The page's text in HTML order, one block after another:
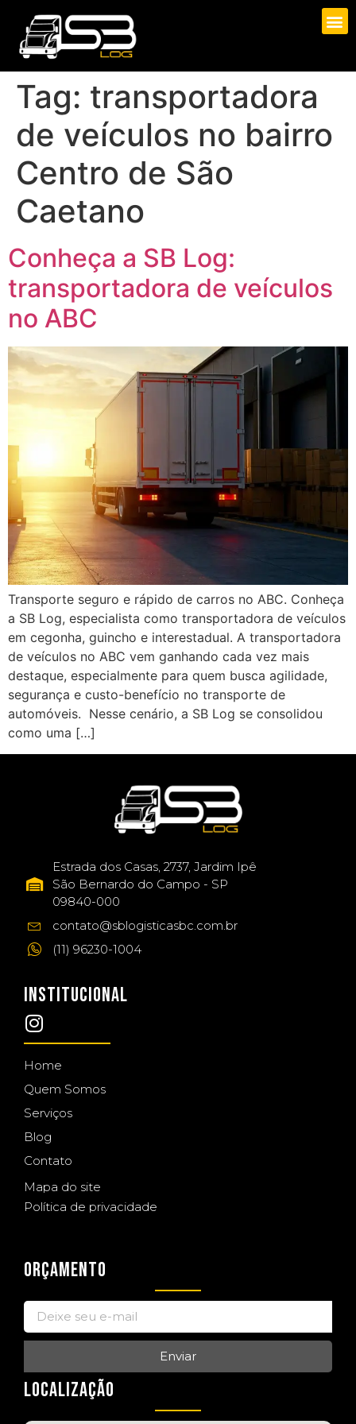
Tag: transportadora
de veículos no bairro
Centro de São
Caetano
Conheça a SB Log:
transportadora de veículos
no ABC
Transporte seguro e rápido de carros no ABC. Conheça
a SB Log, especialista como transportadora de veículos
em cegonha, guincho e interestadual. A transportadora
de veículos no ABC vem ganhando cada vez mais
destaque, especialmente para quem busca agilidade,
segurança e custo-benefício no transporte de
automóveis. Nesse cenário, a SB Log se consolidou
como uma […]
Estrada dos Casas, 2737, Jardim Ipê
São Bernardo do Campo - SP
09840-000
contato@sblogisticasbc.com.br
(11) 96230-1004
INSTITUCIONAL
Home
Quem Somos
Serviços
Blog
Contato
Mapa do site
Política de privacidade
ORÇAMENTO
Enviar
LOCALIZAÇÃO